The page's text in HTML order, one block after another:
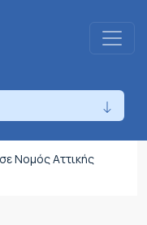
Νομός Αττικής